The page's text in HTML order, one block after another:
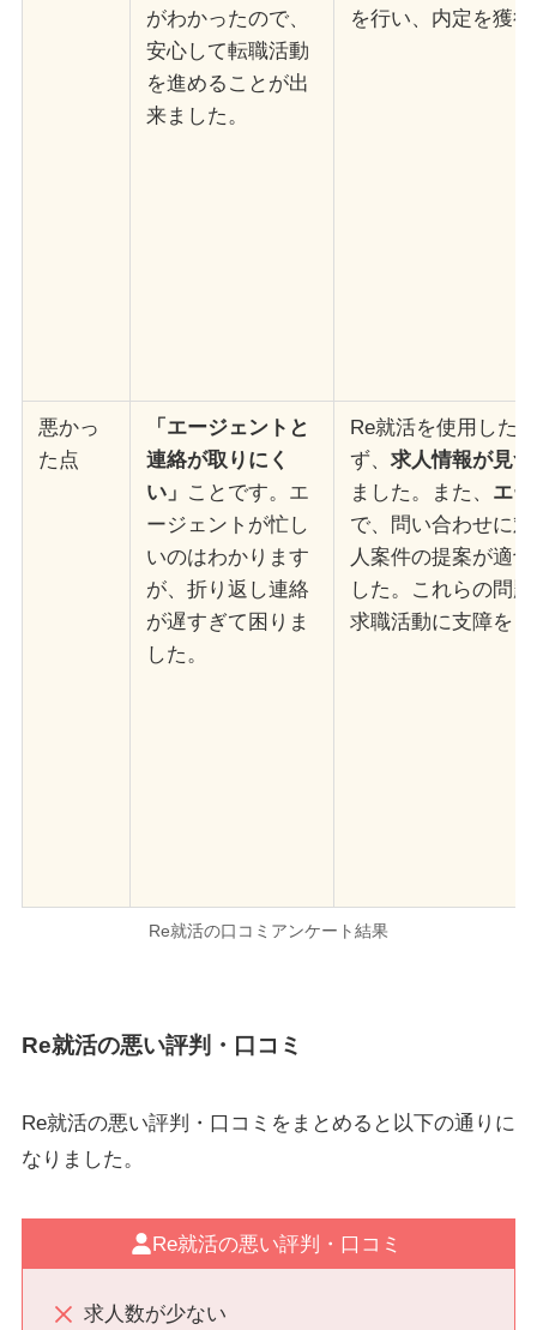
がわかったので、
安心して転職活動
を進めることが出
来ました。
を行い、内定を獲
悪かっ
た点
「エージェントと
連絡が取りにく
い」 ことです。エ
ージェントが忙し
いのはわかります
が、折り返し連絡
が遅すぎて困りま
した。
Re就活を使用した
ず、 求人情報が見
ました。また、 エ
で、問い合わせに
人案件の提案が適
した。これらの問
求職活動に支障を
Re就活の口コミアンケート結果
Re就活の悪い評判・口コミ
Re就活の悪い評判・口コミをまとめると以下の通りに
なりました。
Re就活の悪い評判・口コミ
求人数が少ない